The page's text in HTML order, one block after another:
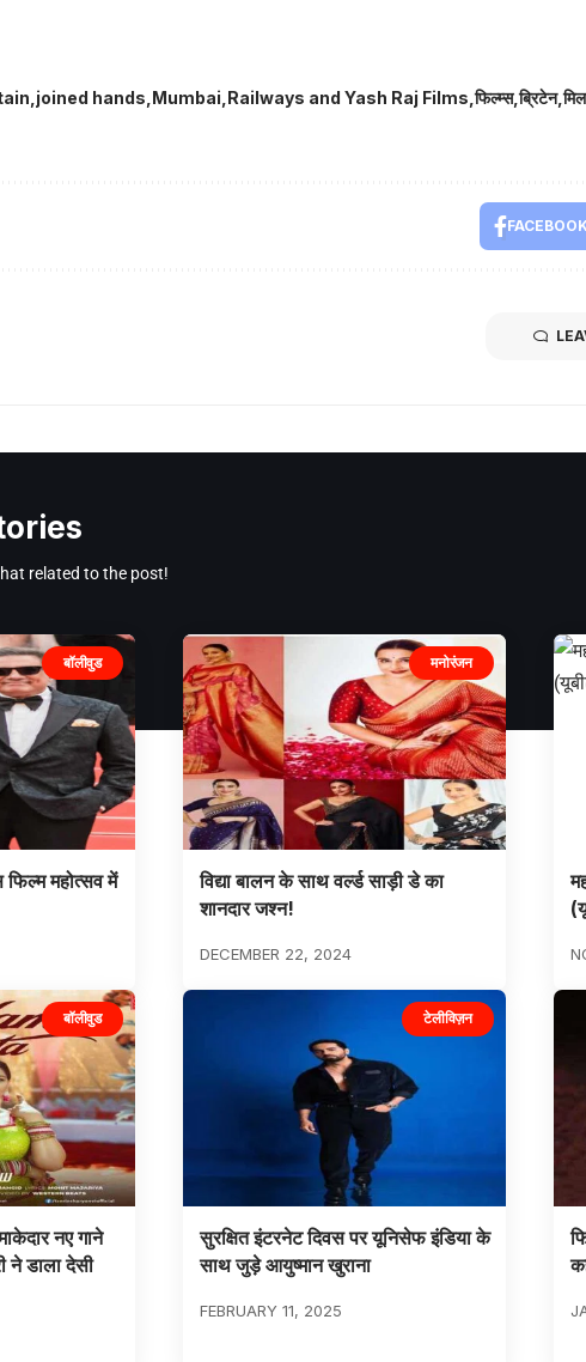
joined hands Mumbai Railways and Yash Raj Films फिल्म्स ब्रिटेन
FACEBOOK
related to the post!
बॉलीवुड
फिल्म महोत्सव में
मनोरंजन
विद्या बालन के साथ वर्ल्ड साड़ी डे का
शानदार जश्न!
DECEMBER 22, 2024
बॉलीवुड
नए गाने
ने डाला देसी
टेलीविज़न
सुरक्षित इंटरनेट दिवस पर यूनिसेफ इंडिया के
साथ जुड़े आयुष्मान खुराना
FEBRUARY 11, 2025